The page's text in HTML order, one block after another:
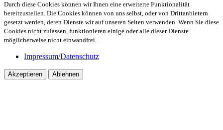
Durch diese Cookies können wir Ihnen eine erweiterte Funktionalität
bereitzustellen. Die Cookies können von uns selbst, oder von Drittanbietern
gesetzt werden, deren Dienste wir auf unseren Seiten verwenden. Wenn Sie diese
Cookies nicht zulassen, funktionieren einige oder alle dieser Dienste
möglicherweise nicht einwandfrei.
Impressum/Datenschutz
Akzeptieren Ablehnen